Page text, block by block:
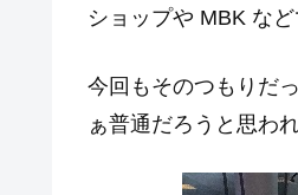
ショップや MBK など
今回もそのつもりだ
ぁ普通だろうと思わ